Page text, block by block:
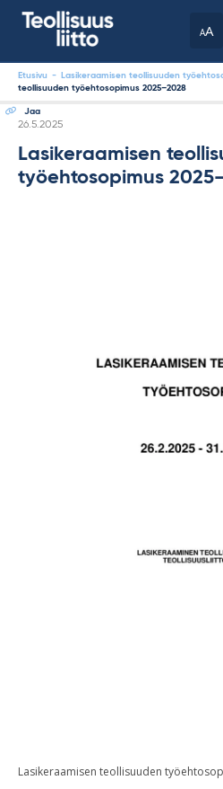
AA
Etusivu - Lasikeraamisen teollisuuden
teollisuuden työehtosopimus 2025–2028
Jaa
Kirjoitettu
26.5.2025
Lasikeraamisen
työehtosopimus
Lasikeraamisen teollisuuden
clipboard.)